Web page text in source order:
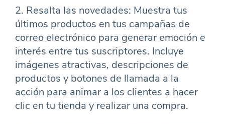
2. Resalta las novedades: Muestra tus
últimos productos en tus campañas de
correo electrónico para generar emoción e
interés entre tus suscriptores. Incluye
imágenes atractivas, descripciones de
productos y botones de llamada a la
acción para animar a los clientes a hacer
clic en tu tienda y realizar una compra.